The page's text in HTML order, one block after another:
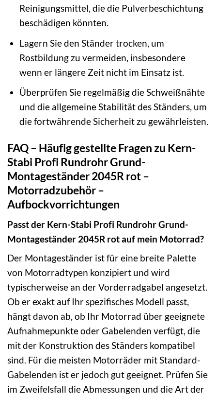
Reinigungsmittel, die die Pulverbeschichtung
beschädigen könnten.
Lagern Sie den Ständer trocken, um
Rostbildung zu vermeiden, insbesondere
wenn er längere Zeit nicht im Einsatz ist.
Überprüfen Sie regelmäßig die Schweißnähte
und die allgemeine Stabilität des Ständers, um
die fortwährende Sicherheit zu gewährleisten.
FAQ – Häufig gestellte Fragen zu Kern-
Stabi Profi Rundrohr Grund-
Montageständer 2045R rot –
Motorradzubehör –
Aufbockvorrichtungen
Passt der Kern-Stabi Profi Rundrohr Grund-
Montageständer 2045R rot auf mein Motorrad?
Der Montageständer ist für eine breite Palette
von Motorradtypen konzipiert und wird
typischerweise an der Vorderradgabel angesetzt.
Ob er exakt auf Ihr spezifisches Modell passt,
hängt davon ab, ob Ihr Motorrad über geeignete
Aufnahmepunkte oder Gabelenden verfügt, die
mit der Konstruktion des Ständers kompatibel
sind. Für die meisten Motorräder mit Standard-
Gabelenden ist er jedoch gut geeignet. Prüfen Sie
im Zweifelsfall die Abmessungen und die Art der